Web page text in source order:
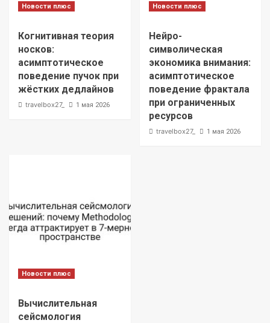
Новости плюс
Когнитивная теория
носков:
асимптотическое
поведение пучок при
жёстких дедлайнов
travelbox27_ 1 мая 2026
Новости плюс
Нейро-
символическая
экономика внимания:
асимптотическое
поведение фрактала
при ограниченных
ресурсов
travelbox27_ 1 мая 2026
Новости плюс
Вычислительная
сейсмология